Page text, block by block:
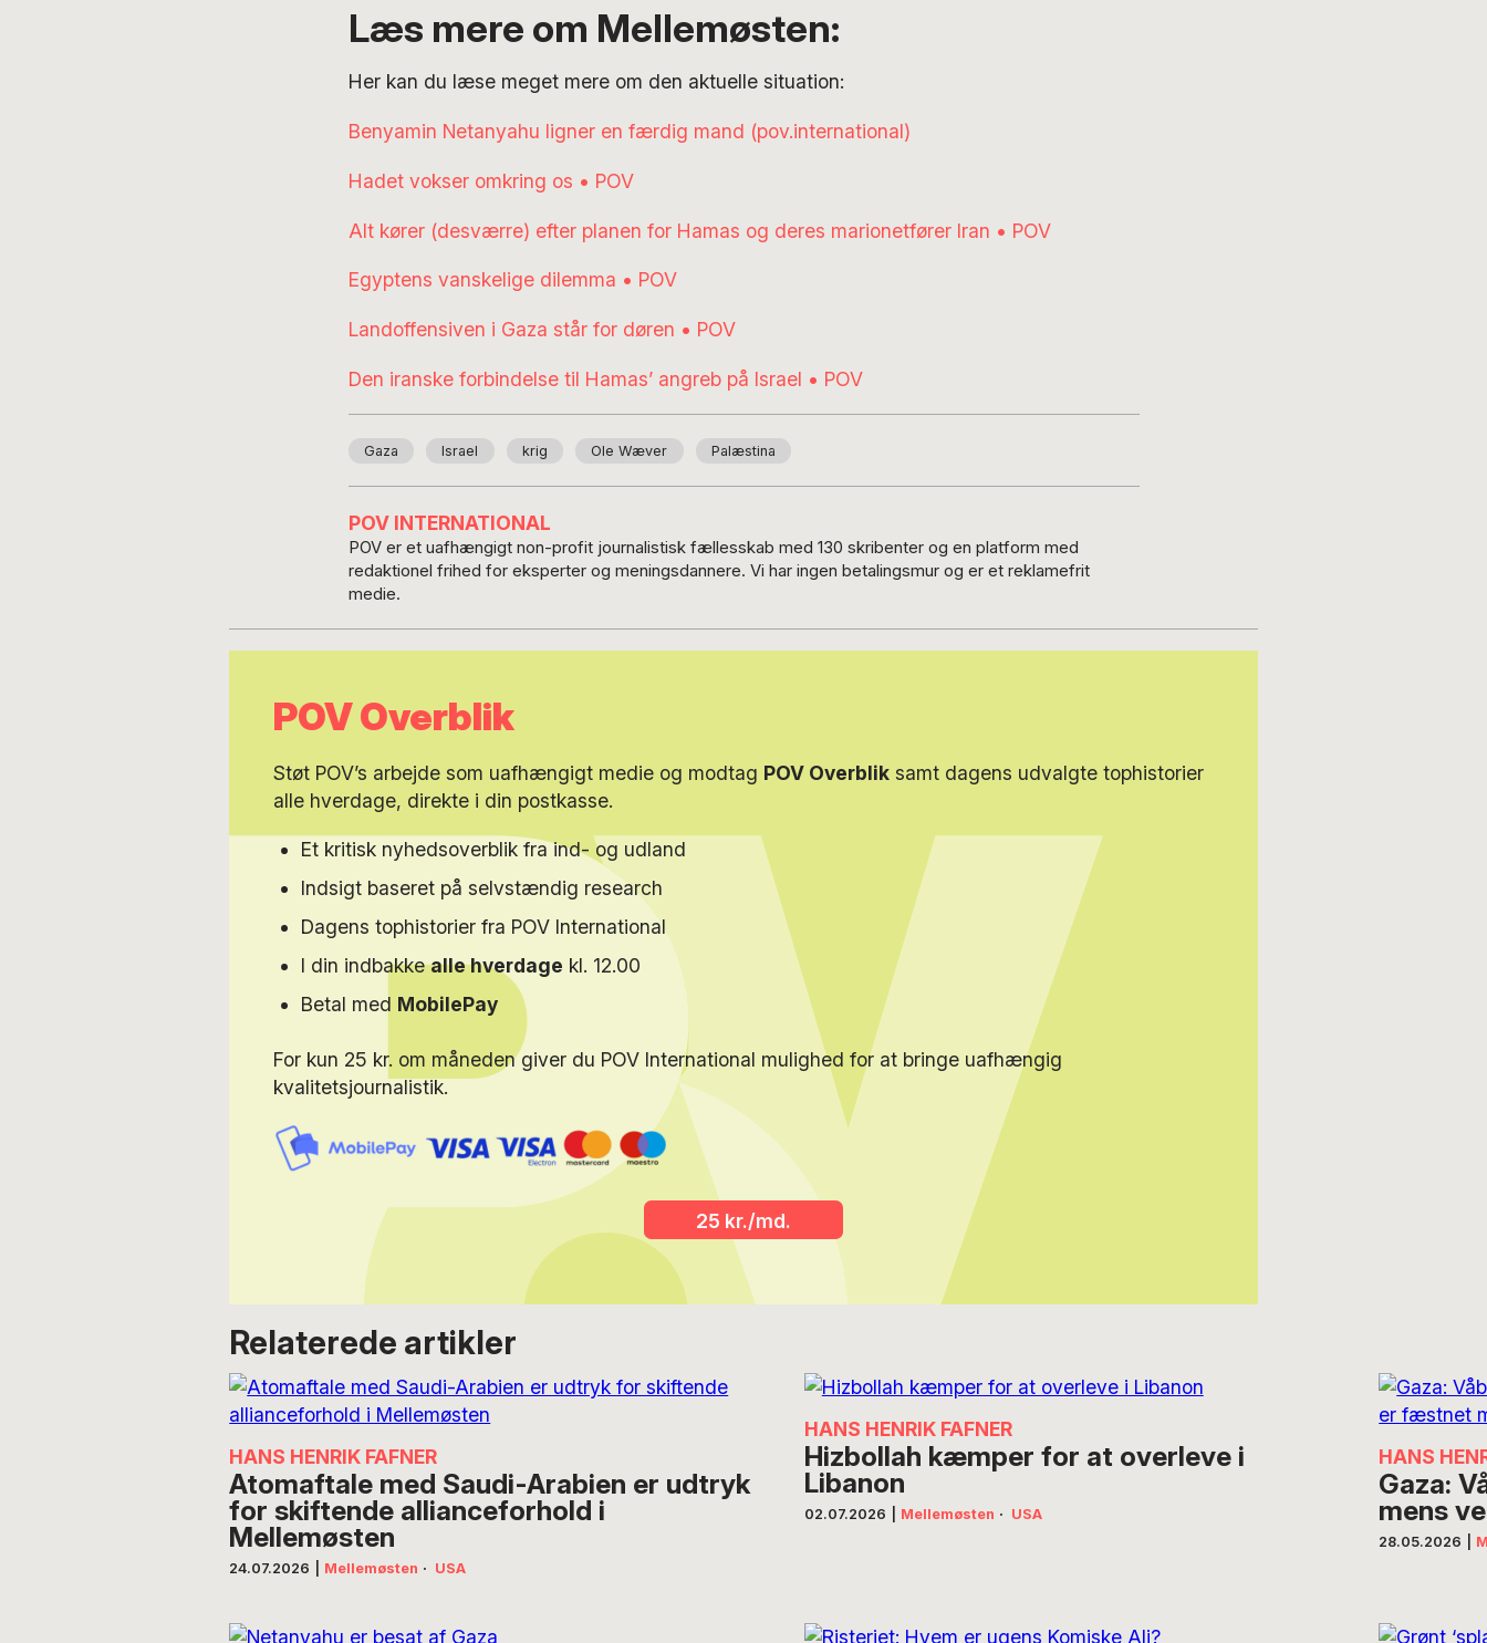
Læs mere om Mellemøsten:
Her kan du læse meget mere om den aktuelle situation:
Benyamin Netanyahu ligner en færdig mand (pov.international)
Hadet vokser omkring os • POV
Alt kører (desværre) efter planen for Hamas og deres marionetfører Iran • POV
Egyptens vanskelige dilemma • POV
Landoffensiven i Gaza står for døren • POV
Den iranske forbindelse til Hamas’ angreb på Israel • POV
Gaza Israel krig Ole Wæver Palæstina
POV INTERNATIONAL
POV er et uafhængigt non-profit journalistisk fællesskab med 130 skribenter og en platform med
redaktionel frihed for eksperter og meningsdannere. Vi har ingen betalingsmur og er et reklamefrit
medie.
POV Overblik
Støt POV’s arbejde som uafhængigt medie og modtag POV Overbliksamt dagens udvalgte tophistorier
alle hverdage, direkte i din postkasse.
Et kritisk nyhedsoverblik fra ind- og udland
Indsigt baseret på selvstændig research
Dagens tophistorier fra POV International
I din indbakkealle hverdage kl. 12.00
Betal med MobilePay
For kun 25 kr. om måneden giver du POV International mulighed for at bringe uafhængig
kvalitetsjournalistik.
25 kr./md.
Relaterede artikler
HANS HENRIK FAFNER
Atomaftale med Saudi-Arabien er udtryk
for skiftende allianceforhold i
Mellemøsten
24.07.2026 Mellemøsten · USA
HANS HENRIK FAFNER
Hizbollah kæmper for at overleve i
Libanon
02.07.2026 Mellemøsten · USA
HANS
Gaza:
mens
28.05.2026